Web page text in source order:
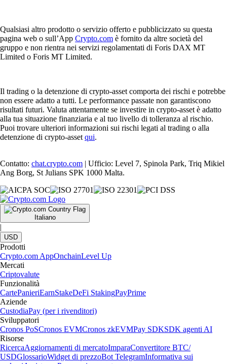
Qualsiasi altro prodotto o servizio offerto e pubblicizzato su questa
pagina web o sull’App Crypto.com è fornito da altre società del
gruppo e non rientra nei servizi regolamentati di Foris DAX MT
Limited o Foris MT Limited.
Il trading o la detenzione di crypto-asset comporta dei rischi e potrebbe
non essere adatto a tutti. Le performance passate non garantiscono
risultati futuri. Valuta attentamente se investire in crypto-asset è adatto
alla tua situazione finanziaria e al tuo livello di tolleranza al rischio.
Puoi trovare ulteriori informazioni sui rischi legati al trading o alla
detenzione di crypto-asset qui.
Contatto: chat.crypto.com | Ufficio: Level 7, Spinola Park, Triq Mikiel
Ang Borg, St Julians SPK 1000 Malta.
Italiano
|
USD
Prodotti
Crypto.com AppOnchainLevel Up
Mercati
Criptovalute
Funzionalità
CartePanieriEarnStakeDeFi StakingPayPrime
Aziende
CustodiaPay (per i rivenditori)
Sviluppatori
Cronos PoSCronos EVMCronos zkEVMPay SDKSDK agenti AI
Risorse
RicercaAggiornamenti di mercatoImparaConvertitore BTC/
USDGlossarioWidget di prezzoBot TelegramInformativa sui